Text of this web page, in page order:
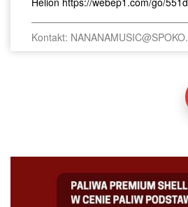
Kontakt: